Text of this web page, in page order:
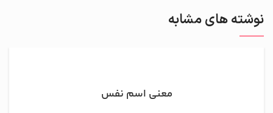
نوشته های مشابه
معنی اسم نفس